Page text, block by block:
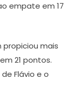
empate em 17
propiciou mais
21 pontos.
Flávio e o